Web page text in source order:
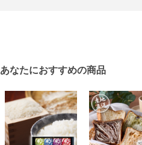
あなたにおすすめの商品